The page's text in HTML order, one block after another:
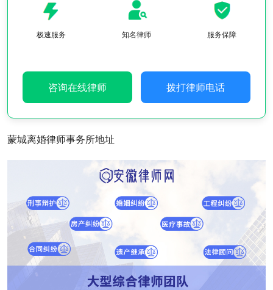
极速服务 知名律师 服务保障
咨询在线律师 拨打律师电话
蒙城离婚律师事务所地址